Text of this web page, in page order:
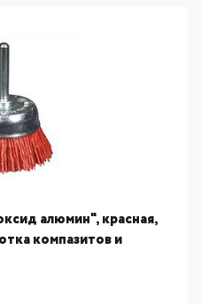
алюмин", красная,
компазитов и